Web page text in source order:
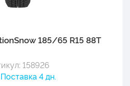
185/65 R15 88T
158926
4 дн.